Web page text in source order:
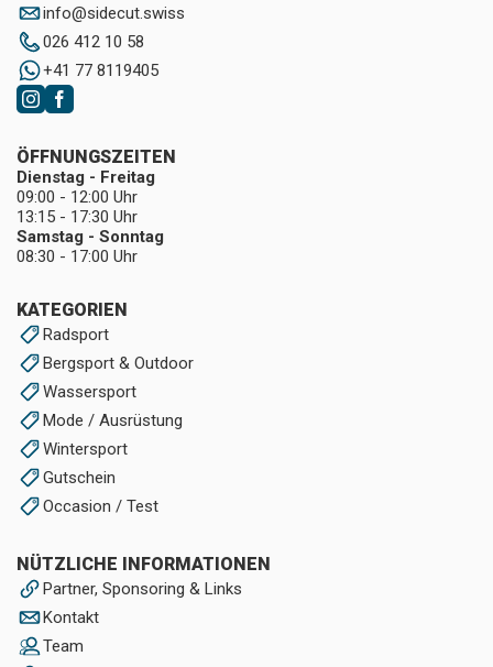
info@sidecut.swiss
026 412 10 58
+41 77 8119405
KATEGORIEN
Radsport
Bergsport & Outdoor
Wassersport
Mode / Ausrüstung
Wintersport
Gutschein
Occasion / Test
NÜTZLICHE INFORMATIONEN
Partner, Sponsoring & Links
Kontakt
Team
ÖFFNUNGSZEITEN
Dienstag - Freitag
09:00 - 12:00 Uhr
13:15 - 17:30 Uhr
Samstag - Sonntag
08:30 - 17:00 Uhr